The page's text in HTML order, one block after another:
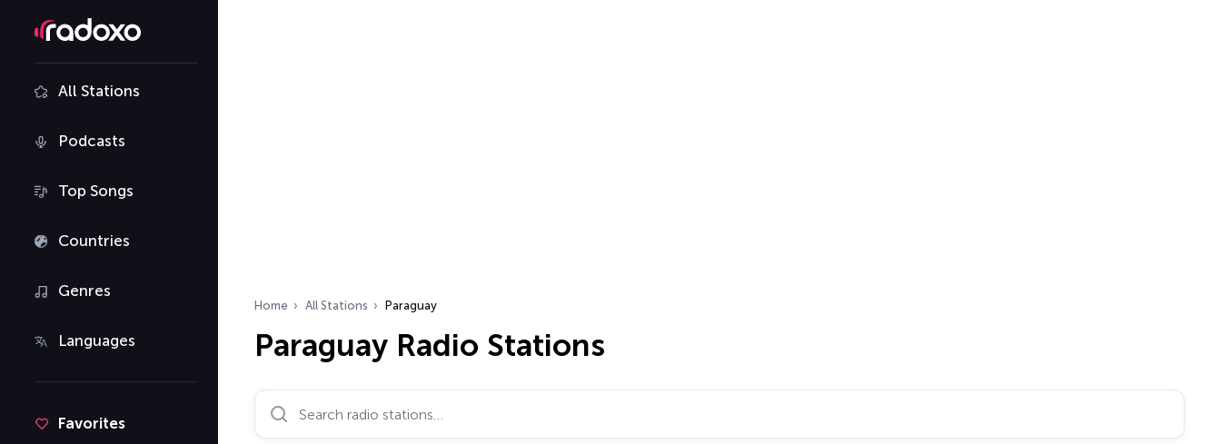
All Stations
Podcasts
Top Songs
Countries
Genres
Languages
Favorites
Home All Stations Paraguay
Paraguay Radio Stations
Search radio stations…